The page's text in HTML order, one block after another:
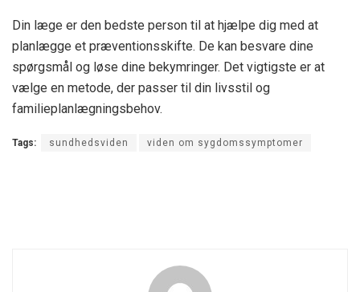
Din læge er den bedste person til at hjælpe dig med at
planlægge et præventionsskifte. De kan besvare dine
spørgsmål og løse dine bekymringer. Det vigtigste er at
vælge en metode, der passer til din livsstil og
familieplanlægningsbehov.
Tags: sundhedsviden viden om sygdomssymptomer